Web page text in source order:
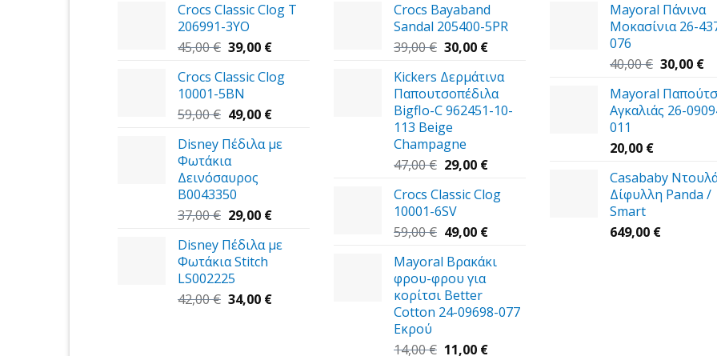
Crocs Classic Clog T
206991-3YΟ
45,00€ Original
was:
45,00 €.
39,00 €Η
τιμή
39,00 €.
Crocs Classic Clog
10001-5BN
59,00€ Original
was:
59,00 €.
49,00 €Η
τιμή
Disney Πέδιλα με
Φωτάκια
Δεινόσαυρος
B0043350
37,00€ Original
was:
37,00 €.
29,00 €Η
τιμή
Disney Πέδιλα με
Φωτάκια Stitch
LS002225
42,00€ Original
34,00 €Η
Crocs Bayaband
Sandal 205400-5PR
39,00€ Original
was:
39,00 €.
30,00 €Η
τιμή
είναι:
30,00 €.
Kickers Δερμάτινα
Παπουτσοπέδιλα
Bigflo-C 962451-10-
113 Beige
Champagne
47,00€ Original
was:
47,00 €.
29,00 €Η
τιμή
29,00 €.
Crocs Classic Clog
10001-6SV
59,00€ Original
was:
59,00 €.
49,00 €Η
τιμή
Mayoral Βρακάκι
φρου-φρου για
κορίτσι Better
Cotton 24-09698-077
Εκρού
14,00€ Original
11,00 €Η
Mayoral Πάνινα
Μοκασίνια 26-
076
40,00€ Original
was:
40,00 €.
30,00 €Η
Mayoral
Aγκαλιάς 26-
011
20,00 €
Casababy
Δίφυλλη Panda /
Smart
649,00 €